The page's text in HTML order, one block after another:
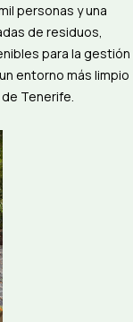
personas y una
de residuos,
para la gestión
entorno más limpio
Tenerife.